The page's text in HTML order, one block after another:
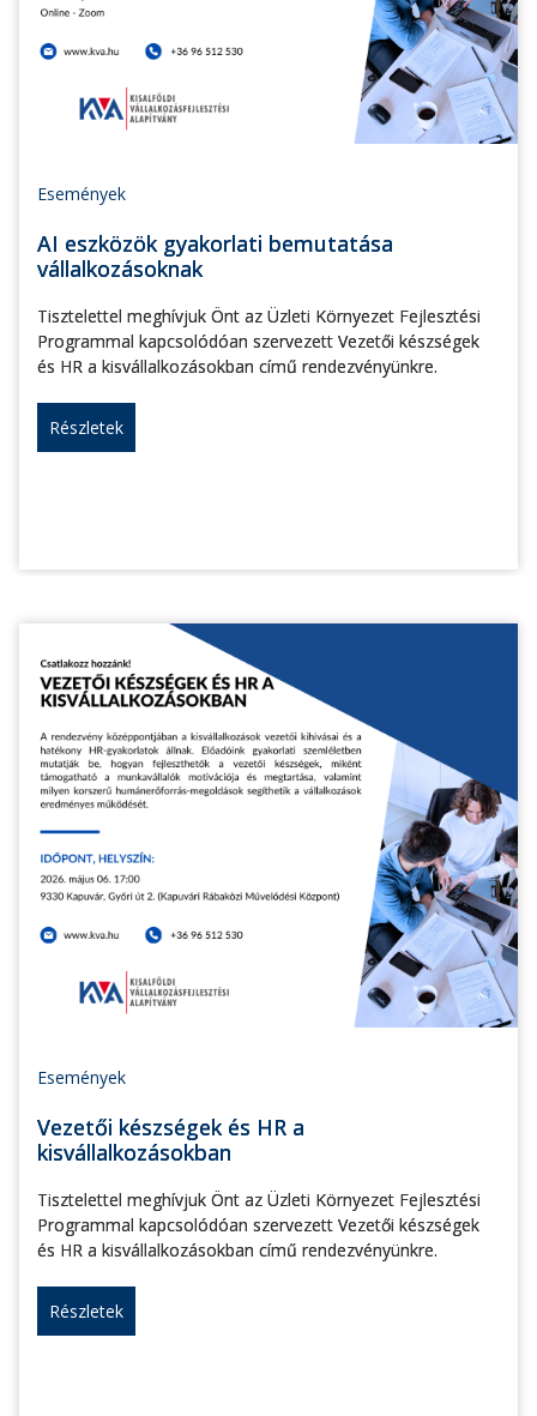
Események
AI eszközök gyakorlati bemutatása
vállalkozásoknak
Tisztelettel meghívjuk Önt az Üzleti Környezet Fejlesztési
Programmal kapcsolódóan szervezett Vezetői készségek
és HR a kisvállalkozásokban című rendezvényünkre.
Részletek
Események
Vezetői készségek és HR a
kisvállalkozásokban
Tisztelettel meghívjuk Önt az Üzleti Környezet Fejlesztési
Programmal kapcsolódóan szervezett Vezetői készségek
és HR a kisvállalkozásokban című rendezvényünkre.
Részletek